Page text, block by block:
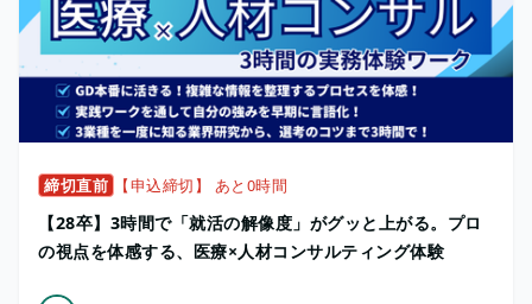
締切直前 【申込締切】 あと0時間
【28卒】3時間で「就活の解像度」がグッと上がる。プロ
の視点を体感する、医療×人材コンサルティング体験